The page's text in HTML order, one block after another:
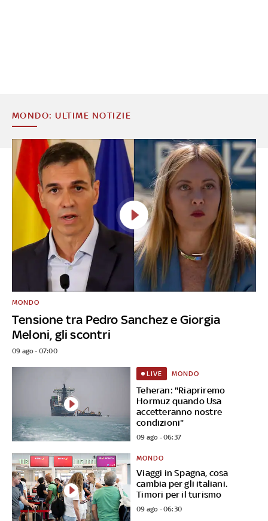
MONDO: ULTIME NOTIZIE
Tensione tra Pedro Sanchez e Giorgia
Meloni, gli scontri
MONDO
09 ago - 07:00
Teheran: "Riapriremo
Hormuz quando Usa
accetteranno nostre
condizioni"
LIVE MONDO
09 ago - 06:37
Viaggi in Spagna, cosa
cambia per gli italiani.
Timori per il turismo
MONDO
09 ago - 06:30